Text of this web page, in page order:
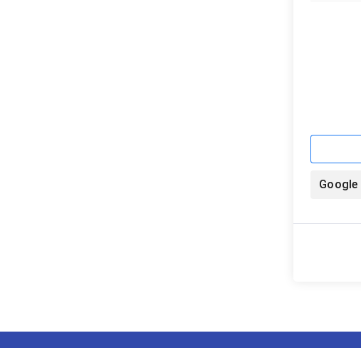
Google